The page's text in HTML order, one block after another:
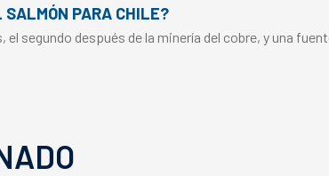
PARA CHILE?
segundo después de la minería del cobre, y una